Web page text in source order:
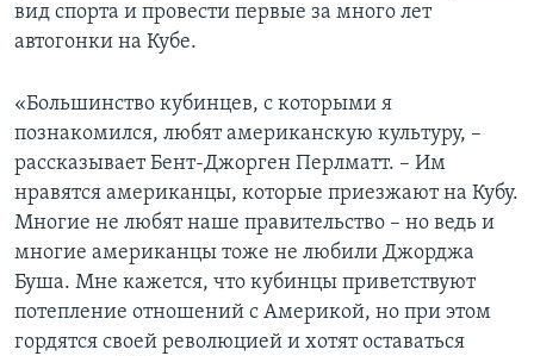
вид спорта и провести первые за много лет
автогонки на Кубе.
«Большинство кубинцев, с которыми я
познакомился, любят американскую культуру, –
рассказывает Бент-Джорген Перлматт. – Им
нравятся американцы, которые приезжают на Кубу.
Многие не любят наше правительство – но ведь и
многие американцы тоже не любили Джорджа
Буша. Мне кажется, что кубинцы приветствуют
потепление отношений с Америкой, но при этом
гордятся своей революцией и хотят оставаться